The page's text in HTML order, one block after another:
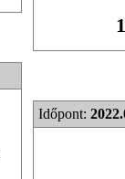
Időpont: